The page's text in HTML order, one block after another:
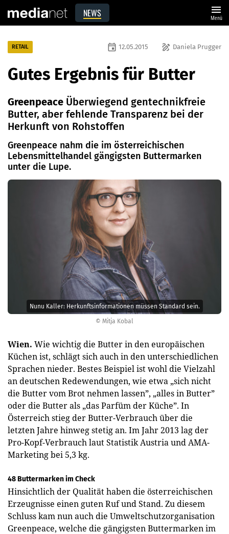
NEWS menu
Menü
© Mitja Kobal
Nunu Kaller: Herkunftsinformationen müssen Standard sein.
RETAIL draw Daniela Prugger
event 12.05.2015
Gutes Ergebnis für Butter
Greenpeace Überwiegend gentechnikfreie
Butter, aber fehlende Transparenz bei der
Herkunft von Rohstoffen
Greenpeace nahm die im österreichischen
Lebensmittelhandel gängigsten Buttermarken
unter die Lupe.
Wien. Wie wichtig die Butter in den europäischen
Küchen ist, schlägt sich auch in den unterschiedlichen
Sprachen nieder. Bestes Beispiel ist wohl die Vielzahl
an deutschen Redewendungen, wie etwa „sich nicht
die Butter vom Brot nehmen lassen”, „alles in Butter”
oder die Butter als „das Parfüm der Küche”. In
Österreich stieg der Butter-Verbrauch über die
letzten Jahre hinweg stetig an. Im Jahr 2013 lag der
Pro-Kopf-Verbrauch laut Statistik Austria und AMA-
Marketing bei 5,3 kg.
48 Buttermarken im Check
Hinsichtlich der Qualität haben die österreichischen
Erzeugnisse einen guten Ruf und Stand. Zu diesem
Schluss kam nun auch die Umweltschutzorganisation
Greenpeace, welche die gängigsten Buttermarken im